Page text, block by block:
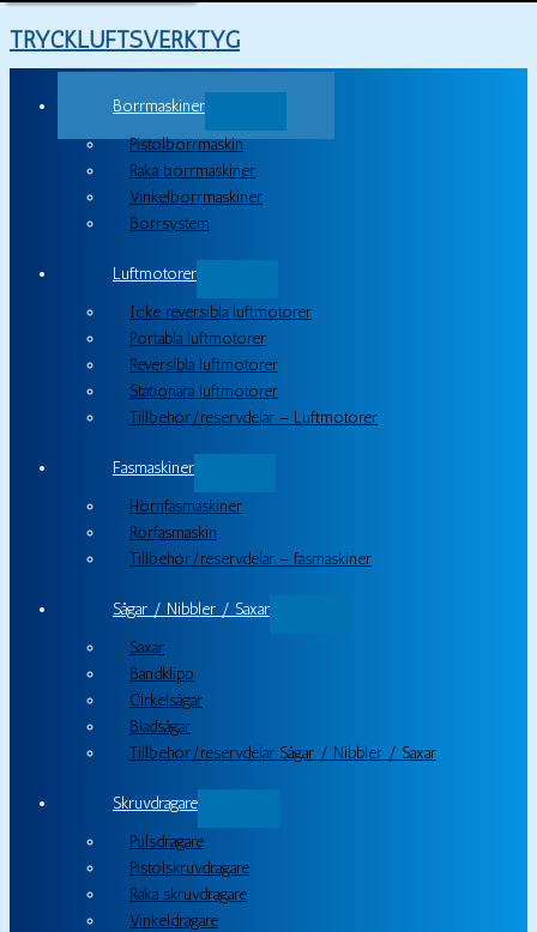
TRYCKLUFTSVERKTYG
Borrmaskiner
Pistolborrmaskin
Raka borrmaskiner
Vinkelborrmaskiner
Borrsystem
Luftmotorer
Icke reversibla luftmotorer
Portabla luftmotorer
Reversibla luftmotorer
Stationära luftmotorer
Tillbehör/reservdelar – Luftmotorer
Fasmaskiner
Hörnfasmaskiner
Rörfasmaskin
Tillbehör/reservdelar – fasmaskiner
Sågar / Nibbler / Saxar
Saxar
Bandklipp
Cirkelsågar
Bladsågar
Tillbehör/reservdelar Sågar / Nibbler / Saxar
Skruvdragare
Pulsdragare
Pistolskruvdragare
Raka skruvdragare
Vinkeldragare